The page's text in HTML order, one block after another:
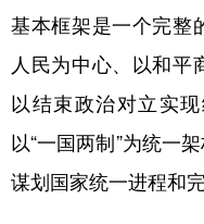
基本框架是一个完整
人民为中心、以和平
以结束政治对立实
以“一国两制”为统一
谋划国家统一进程和